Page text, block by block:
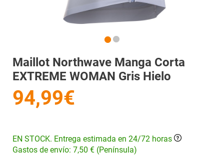
Maillot Northwave Manga Corta
EXTREME WOMAN Gris Hielo
94,99€
EN STOCK. Entrega estimada en 24/72 horas
Gastos de envío: 7,50 € (Península)